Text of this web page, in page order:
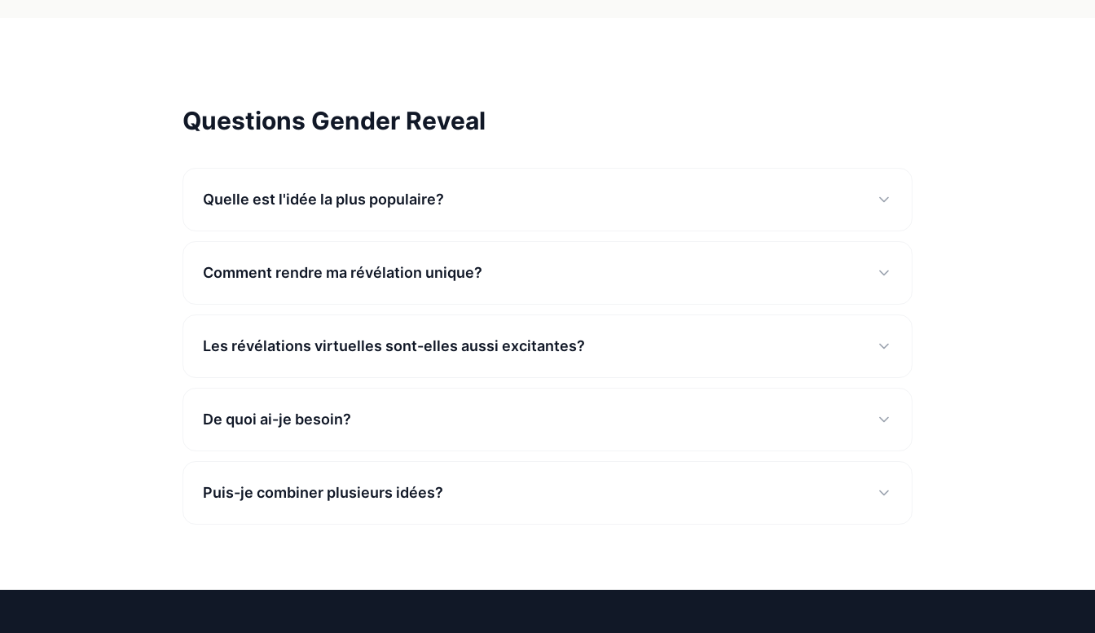
Questions Gender Reveal
Quelle est l'idée la plus populaire?
Comment rendre ma révélation unique?
Les révélations virtuelles sont-elles aussi excitantes?
De quoi ai-je besoin?
Puis-je combiner plusieurs idées?